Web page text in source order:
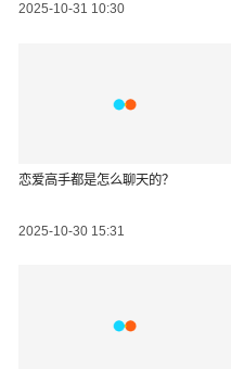
2025-10-31 10:30
恋爱高手都是怎么聊天的？
2025-10-30 15:31